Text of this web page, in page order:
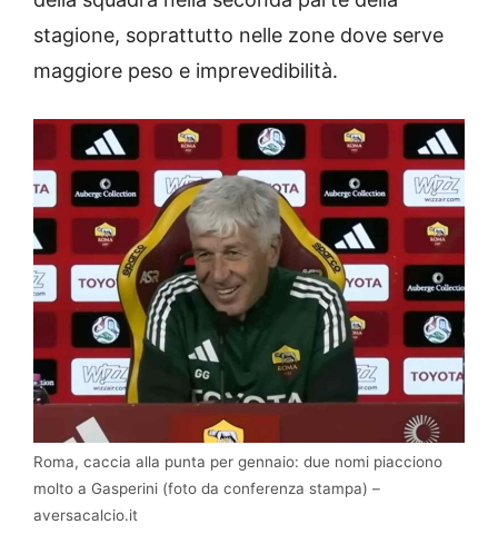
stagione, soprattutto nelle zone dove serve
maggiore peso e imprevedibilità.
Roma, caccia alla punta per gennaio: due nomi piacciono
molto a Gasperini (foto da conferenza stampa) –
aversacalcio.it